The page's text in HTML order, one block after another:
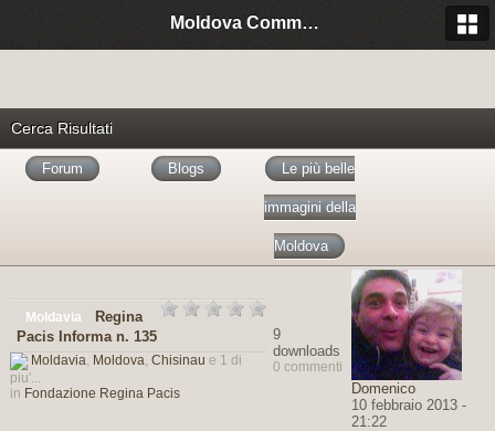
Moldova Community Italia
Cerca Risultati
Forum Blogs Le più belle
immagini della
Moldova
Moldavia
Regina
Pacis Informa n. 135
Moldavia Moldova Chisinau e 1 di
piu'...
in Fondazione Regina Pacis
9
downloads
0 commenti
Domenico
10 febbraio 2013 -
21:22